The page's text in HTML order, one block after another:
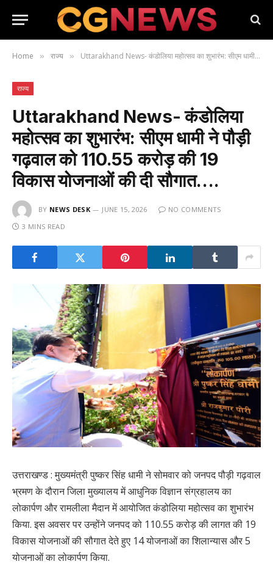
Home » राज्य » Uttarakhand News- कंडोलिया महोत्सव का शुभारंभ: सीएम धामी ने पौड़ी गढ़वाल को 110.55 करोड़ की 19 विकास योजनाओं की दी सौगात….
राज्य
Uttarakhand News- कंडोलिया
महोत्सव का शुभारंभ: सीएम धामी ने पौड़ी
गढ़वाल को 110.55 करोड़ की 19
विकास योजनाओं की दी सौगात….
BY NEWS DESK JUNE 15, 2026
NO COMMENTS
3 MINS READ
उत्तराखण्ड : मुख्यमंत्री पुष्कर सिंह धामी ने सोमवार को जनपद पौड़ी गढ़वाल
भ्रमण के दौरान जिला मुख्यालय में आधुनिक विज्ञान संग्रहालय का
लोकार्पण और रामलीला मैदान में आयोजित कंडोलिया महोत्सव का शुभारंभ
किया. इस अवसर पर उन्होंने जनपद को 110.55 करोड़ की लागत की 19
विकास योजनाओं की सौगात देते हुए 14 योजनाओं का शिलान्यास और 5
योजनाओं का लोकार्पण किया.